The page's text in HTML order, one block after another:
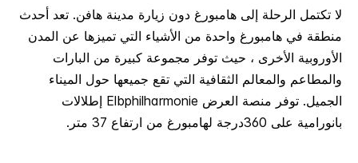
لا تكتمل الرحلة إلى هامبورغ دون زيارة مدينة هافن. تعد أحدث
منطقة في هامبورغ واحدة من الأشياء التي تميزها عن المدن
الأوروبية الأخرى ، حيث توفر مجموعة كبيرة من البارات
والمطاعم والمعالم الثقافية التي تقع جميعها حول الميناء
الجميل. توفر منصة العرض Elbphilharmonie إطلالات
بانورامية على 360درجة لهامبورغ من ارتفاع 37 متر.